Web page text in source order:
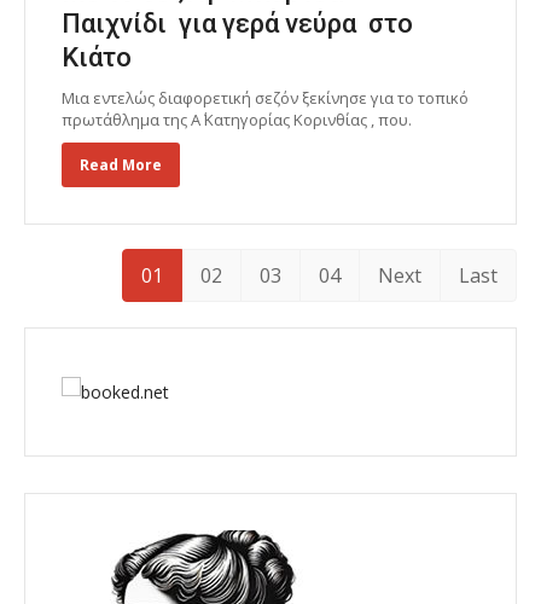
Παιχνίδι για γερά νεύρα στο
Κιάτο
Μια εντελώς διαφορετική σεζόν ξεκίνησε για το τοπικό
πρωτάθλημα της Α΄ Κατηγορίας Κορινθίας , που.
Read More
01 02 03 04 Next Last